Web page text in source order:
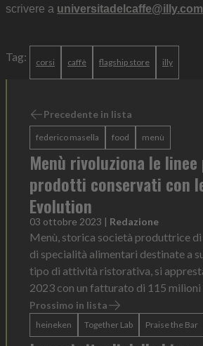
scrivere a universitadelcaffe@illy.com
Tag: corsi caffè flagship store illy
Precedente in lista
federico masella food menù
Menù rivoluziona le
prodotti conservati con
Evolution
03 ottobre 2023 | Redazione
Menù, storica società produttrice di
di specialità alimentari destinate a
tipo di attività ristorativa, si
2023 con un fatturato di 115 milioni
Prossimo in lista
heineken Together Lab Praise the Bar